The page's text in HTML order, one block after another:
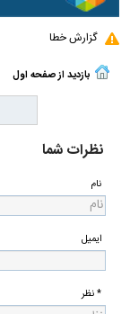
گزارش خطا
بازدید از صفحه اول
نظرات شما
نام
ایمیل
* نظر